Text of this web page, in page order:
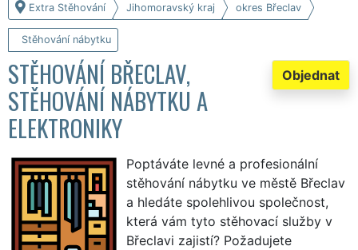
Extra Stěhování Jihomoravský kraj okres Břeclav
Stěhování nábytku
Objednat
STĚHOVÁNÍ BŘECLAV,
STĚHOVÁNÍ NÁBYTKU A
ELEKTRONIKY
Poptáváte levné a profesionální
stěhování nábytku ve městě Břeclav
a hledáte spolehlivou společnost,
která vám tyto stěhovací služby v
Břeclavi zajistí? Požadujete